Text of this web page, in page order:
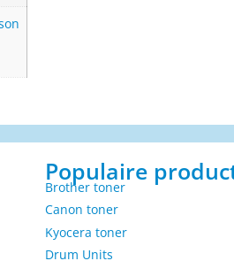
Populaire
Brother toner
Canon toner
Kyocera toner
Drum Units